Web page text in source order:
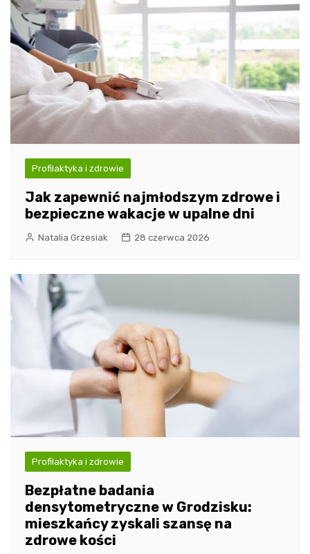
Profilaktyka i zdrowie
Jak zapewnić najmłodszym zdrowe i
bezpieczne wakacje w upalne dni
Natalia Grzesiak 28 czerwca 2026
Profilaktyka i zdrowie
Bezpłatne badania
densytometryczne w Grodzisku:
mieszkańcy zyskali szansę na
zdrowe kości